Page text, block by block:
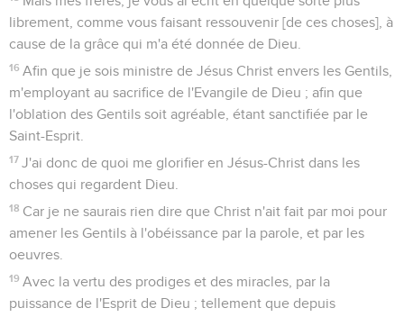
librement, comme vous faisant ressouvenir [de ces choses], à
cause de la grâce qui m'a été donnée de Dieu.
16 Afin que je sois ministre de Jésus Christ envers les Gentils,
m'employant au sacrifice de l'Evangile de Dieu ; afin que
l'oblation des Gentils soit agréable, étant sanctifiée par le
Saint-Esprit.
17 J'ai donc de quoi me glorifier en Jésus-Christ dans les
choses qui regardent Dieu.
18 Car je ne saurais rien dire que Christ n'ait fait par moi pour
amener les Gentils à l'obéissance par la parole, et par les
oeuvres.
19 Avec la vertu des prodiges et des miracles, par la
puissance de l'Esprit de Dieu ; tellement que depuis